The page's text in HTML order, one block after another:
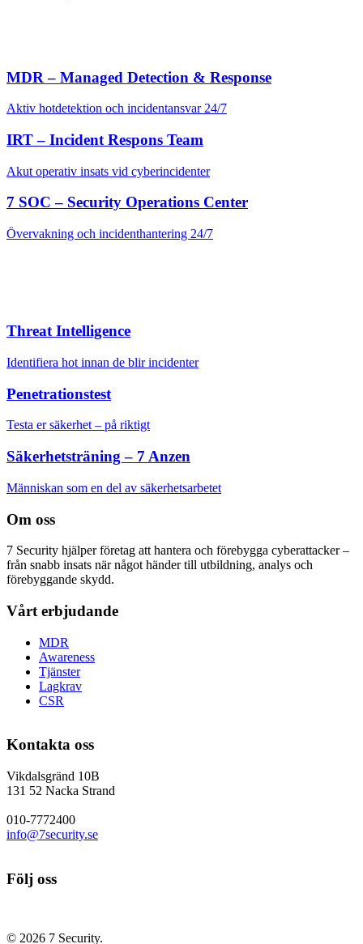
MDR – Managed Detection & Response
Aktiv hotdetektion och incidentansvar 24/7
IRT – Incident Respons Team
Akut operativ insats vid cyberincidenter
7 SOC – Security Operations Center
Övervakning och incidenthantering 24/7
Threat Intelligence
Identifiera hot innan de blir incidenter
Penetrationstest
Testa er säkerhet – på riktigt
Säkerhetsträning – 7 Anzen
Människan som en del av säkerhetsarbetet
Om oss
7 Security hjälper företag att hantera och förebygga cyberattacker –
från snabb insats när något händer till utbildning, analys och
förebyggande skydd.
Vårt erbjudande
MDR
Awareness
Tjänster
Lagkrav
CSR
Kontakta oss
Vikdalsgränd 10B
131 52 Nacka Strand
010-7772400
info@7security.se
Följ oss
© 2026 7 Security.